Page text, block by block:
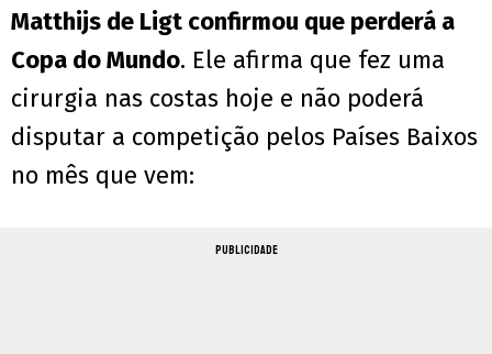
Matthijs de Ligt confirmou que perderá a
Copa do Mundo. Ele afirma que fez uma
cirurgia nas costas hoje e não poderá
disputar a competição pelos Países Baixos
no mês que vem:
PUBLICIDADE